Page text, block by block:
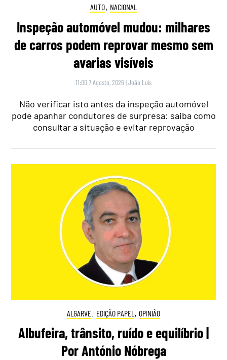
AUTO, NACIONAL
Inspeção automóvel mudou: milhares
de carros podem reprovar mesmo sem
avarias visíveis
11:00 7 Agosto, 2026 |João Luís
Não verificar isto antes da inspeção automóvel
pode apanhar condutores de surpresa: saiba como
consultar a situação e evitar reprovação
ALGARVE, EDIÇÃO PAPEL , OPINIÃO
Albufeira, trânsito, ruído e equilíbrio |
Por António Nóbrega